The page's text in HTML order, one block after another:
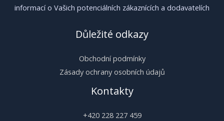
informací o Vašich potenciálních zákaznících a dodavatelích
Důležité odkazy
Obchodní podmínky
Zásady ochrany osobních údajů
Kontakty
+420 228 227 459